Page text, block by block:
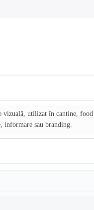
utilizat în cantine,
informare sau branding.